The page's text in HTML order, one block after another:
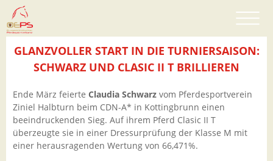
GLANZVOLLER START IN DIE TURNIERSAISON:
SCHWARZ UND CLASIC II T BRILLIEREN
Ende März feierte Claudia Schwarzvom Pferdesportverein
Ziniel Halbturn beim CDN-A* in Kottingbrunn einen
beeindruckenden Sieg. Auf ihrem Pferd Clasic II T
überzeugte sie in einer Dressurprüfung der Klasse M mit
einer herausragenden Wertung von 66,471%.